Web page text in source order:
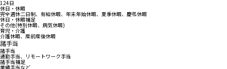
124日
休日・休暇
完全週休二日制、有給休暇、年末年始休暇、夏季休暇、慶弔休暇
休日・休暇補足
その他(特別休暇、病気休暇)
育児・介護
介護休暇、産前産後休暇
諸手当
諸手当
通勤手当、リモートワーク手当
諸手当補足
業績手当など